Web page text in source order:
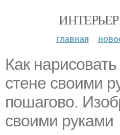
главная
Как
стене своими
пошагово.
своими руками